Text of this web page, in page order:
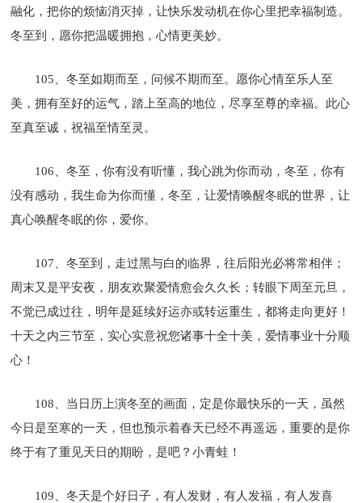
融化，把你的烦恼消灭掉，让快乐发动机在你心里把幸福制造。
冬至到，愿你把温暖拥抱，心情更美妙。
105、冬至如期而至，问候不期而至。愿你心情至乐人至
美，拥有至好的运气，踏上至高的地位，尽享至尊的幸福。此心
至真至诚，祝福至情至灵。
106、冬至，你有没有听懂，我心跳为你而动，冬至，你有
没有感动，我生命为你而懂，冬至，让爱情唤醒冬眠的世界，让
真心唤醒冬眠的你，爱你。
107、冬至到，走过黑与白的临界，往后阳光必将常相伴；
周末又是平安夜，朋友欢聚爱情愈会久久长；转眼下周至元旦，
不觉已成过往，明年是延续好运亦或转运重生，都将走向更好！
十天之内三节至，实心实意祝您诸事十全十美，爱情事业十分顺
心！
108、当日历上演冬至的画面，定是你最快乐的一天，虽然
今日是至寒的一天，但也预示着春天已经不再遥远，重要的是你
终于有了重见天日的期盼，是吧？小青蛙！
109、冬天是个好日子，有人发财，有人发福，有人发喜